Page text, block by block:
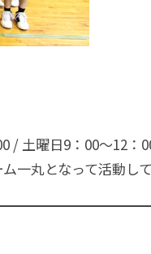
/ 土曜日9：00～12：
一丸となって活動し